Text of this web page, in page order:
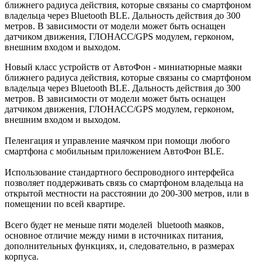
ближнего радиуса действия, которые связаны со смартфоном
владельца через Bluetooth BLE. Дальность действия до 300
метров. В зависимости от модели может быть оснащен
датчиком движения, ГЛОНАСС/GPS модулем, герконом,
внешним входом и выходом.
Новый класс устройств от АвтоФон - миниатюрные маяки
ближнего радиуса действия, которые связаны со смартфоном
владельца через Bluetooth BLE. Дальность действия до 300
метров. В зависимости от модели может быть оснащен
датчиком движения, ГЛОНАСС/GPS модулем, герконом,
внешним входом и выходом.
Пеленгация и управление маячком при помощи любого
смартфона с мобильным приложением АвтоФон BLE.
Использование стандартного беспроводного интерфейса
позволяет поддерживать связь со смартфоном владельца на
открытой местности на расстоянии до 200-300 метров, или в
помещении по всей квартире.
Всего будет не меньше пяти моделей bluetooth маяков,
основное отличие между ними в источниках питания,
дополнительных функциях, и, следовательно, в размерах
корпуса.